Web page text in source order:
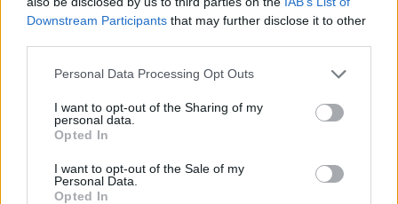
Downstream Participants that may further disclose it to other
Personal Data Processing Opt Outs
I want to opt-out of the Sharing of my
personal data.
Opted In
I want to opt-out of the Sale of my
Personal Data.
Opted In
Octubre
Lu Ma Mi Ju Vi Sá
Do
1
2 3 4
6
7
8 9 10 11
13
14
15
22 23 24
27
28
29